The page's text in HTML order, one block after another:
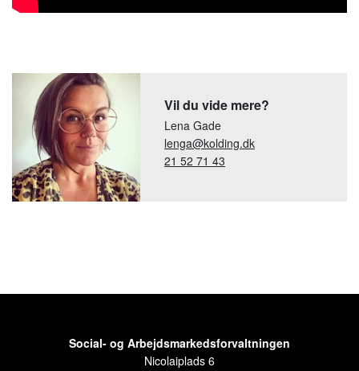
Vil du vide mere?
Lena Gade
lenga@kolding.dk
21 52 71 43
Social- og Arbejdsmarkedsforvaltningen
Nicolaiplads 6